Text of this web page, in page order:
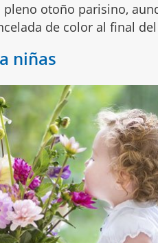
pleno otoño parisino,
de color al final
niñas